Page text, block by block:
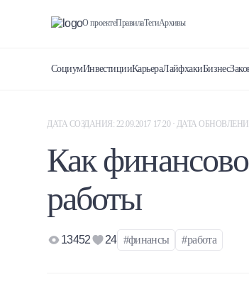
О проектеПравилаТегиАрхивы
СоциумИнвестицииКарьераЛайфхакиБизнес
ДАТА СОЗДАНИЯ: 22.09.2017 17:20 · ДАТА
Как
работы
13452 24 #финансы #работа